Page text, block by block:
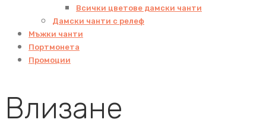
Всички цветове дамски чанти
Дамски чанти с релеф
Мъжки чанти
Портмонета
Промоции
Влизане